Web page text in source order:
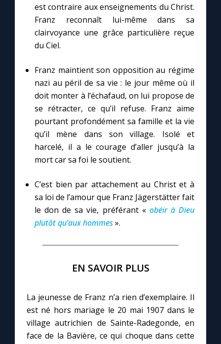
À la une
1000 Raisons de Croire
Chapelet pour le monde
Faire un don
Marie de Nazareth
est contraire aux enseignements du Christ.
Franz reconnaît lui-même dans sa
clairvoyance une grâce particulière reçue
du Ciel.
Franz maintient son opposition au régime
nazi au péril de sa vie : le jour même où il
doit monter à l’échafaud, on lui propose de
se rétracter, ce qu’il refuse. Franz aime
pourtant profondément sa famille et la vie
qu’il mène dans son village. Isolé et
harcelé, il a le courage d’aller jusqu’à la
mort car sa foi le soutient.
C’est bien par attachement au Christ et à
sa loi de l’amour que Franz Jägerstätter fait
le don de sa vie, préférant « obéir à Dieu
plutôt qu’aux hommes».
EN SAVOIR PLUS
La jeunesse de Franz n’a rien d’exemplaire. Il
est né hors mariage le 20 mai 1907 dans le
village autrichien de Sainte-Radegonde, en
face de la Bavière, ce qui choque dans cette